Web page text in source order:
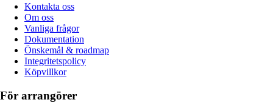
Kontakta oss
Om oss
Vanliga frågor
Dokumentation
Önskemål & roadmap
Integritetspolicy
Köpvillkor
För arrangörer